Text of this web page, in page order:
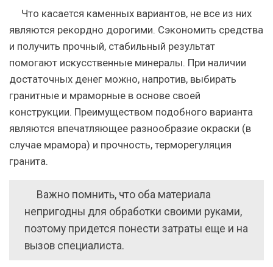
Что касается каменных вариантов, не все из них
являются рекордно дорогими. Сэкономить средства
и получить прочный, стабильный результат
помогают искусственные минералы. При наличии
достаточных денег можно, напротив, выбирать
гранитные и мраморные в основе своей
конструкции. Преимуществом подобного варианта
являются впечатляющее разнообразие окраски (в
случае мрамора) и прочность, терморегуляция
гранита.
Важно помнить, что оба материала
непригодны для обработки своими руками,
поэтому придется понести затраты еще и на
вызов специалиста.